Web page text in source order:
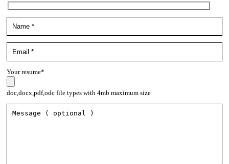
Your resume*
doc,docx,pdf,odc file types with 4mb maximum size